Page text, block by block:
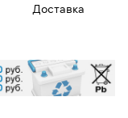
Доставка